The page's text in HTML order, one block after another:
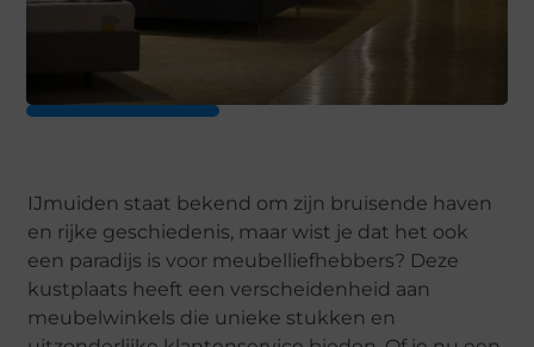
IJmuiden staat bekend om zijn bruisende haven
en rijke geschiedenis, maar wist je dat het ook
een paradijs is voor meubelliefhebbers? Deze
kustplaats heeft een verscheidenheid aan
meubelwinkels die unieke stukken en